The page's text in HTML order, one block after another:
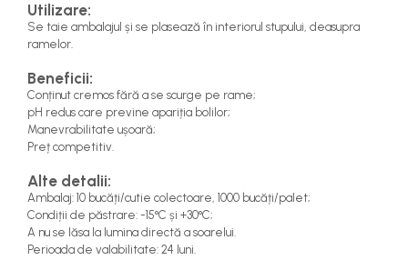
Utilizare:
Se taie ambalajul și se plasează în interiorul stupului, deasupra
ramelor.
Beneficii:
Conținut cremos fără a se scurge pe rame;
pH redus care previne apariția bolilor;
Manevrabilitate ușoară;
Preț competitiv.
Alte detalii:
Ambalaj: 10 bucăți/cutie colectoare, 1000 bucăți/palet;
Condiții de păstrare: -15°C și +30°C;
A nu se lăsa la lumina directă a soarelui.
Perioada de valabilitate: 24 luni.